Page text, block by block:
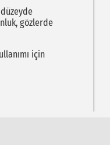
gözlerde
için